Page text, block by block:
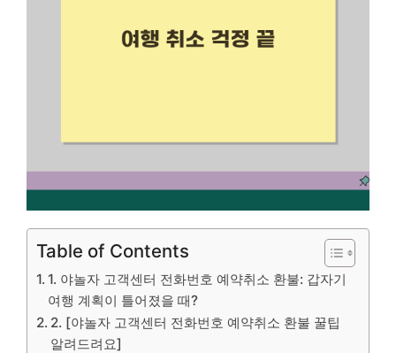
Table of Contents
1. 야놀자 고객센터 전화번호 예약취소 환불: 갑자기
여행 계획이 틀어졌을 때?
2. [야놀자 고객센터 전화번호 예약취소 환불 꿀팁
알려드려요]